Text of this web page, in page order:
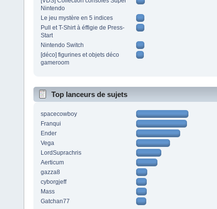
Nintendo
Le jeu mystère en 5 indices
Pull et T-Shirt à éffigie de Press-
Start
Nintendo Switch
[déco] figurines et objets déco
gameroom
Top lanceurs de sujets
spacecowboy
Franqui
Ender
Vega
LordSuprachris
Aerticum
gazza8
cyborgjeff
Mass
Gatchan77